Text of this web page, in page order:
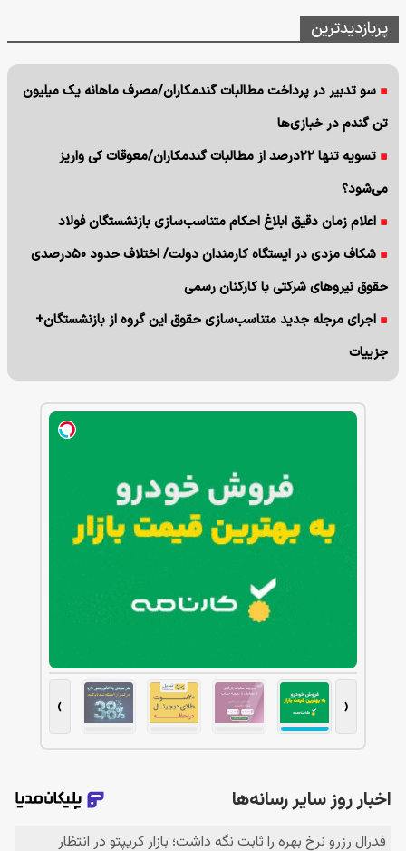
پربازدیدترین
سو تدبیر در پرداخت مطالبات گندمکاران/مصرف ماهانه یک میلیون
تن گندم در خبازی‌ها
تسویه تنها ۲۲درصد از مطالبات گندمکاران/معوقات کی واریز
می‌شود؟
اعلام زمان دقیق ابلاغ احکام متناسب‌سازی بازنشستگان فولاد
شکاف مزدی در ایستگاه کارمندان دولت/ اختلاف حدود ۵۰درصدی
حقوق نیروهای شرکتی با کارکنان رسمی
اجرای مرجله جدید متناسب‌سازی حقوق این گروه از بازنشستگان+
جزییات
‹
›